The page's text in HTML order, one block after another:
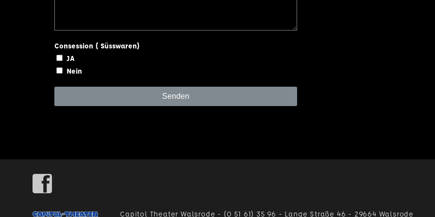
Consession ( Süsswaren)
JA
Nein
Senden
Capitol Theater Walsrode - (0 51 61) 35 96 - Lange Straße 46 - 29664 Walsrode